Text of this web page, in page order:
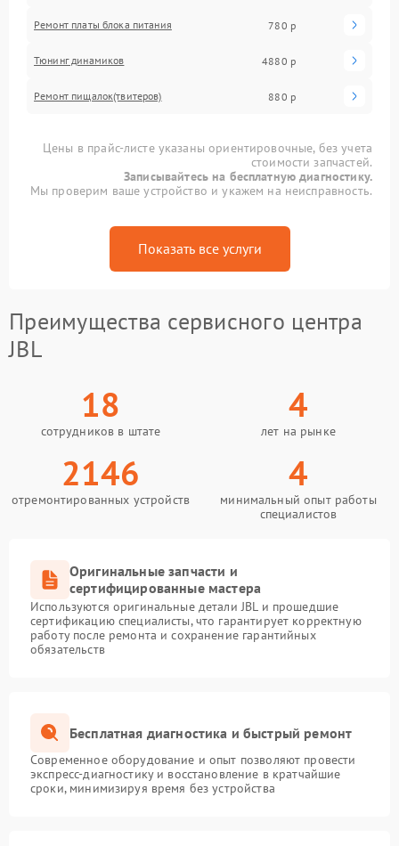
Ремонт платы блока питания 780 р
Тюнинг динамиков 4880 р
Ремонт пищалок(твитеров) 880 р
Цены в прайс-листе указаны ориентировочные, без учета
стоимости запчастей.
Записывайтесь на бесплатную диагностику.
Мы проверим ваше устройство и укажем на неисправность.
Показать все услуги
Преимущества сервисного центра
JBL
18
сотрудников в штате
4
лет на рынке
2146
отремонтированных устройств
4
минимальный опыт работы
специалистов
Оригинальные запчасти и
сертифицированные мастера
Используются оригинальные детали JBL и прошедшие
сертификацию специалисты, что гарантирует корректную
работу после ремонта и сохранение гарантийных
обязательств
Бесплатная диагностика и быстрый ремонт
Современное оборудование и опыт позволяют провести
экспресс-диагностику и восстановление в кратчайшие
сроки, минимизируя время без устройства